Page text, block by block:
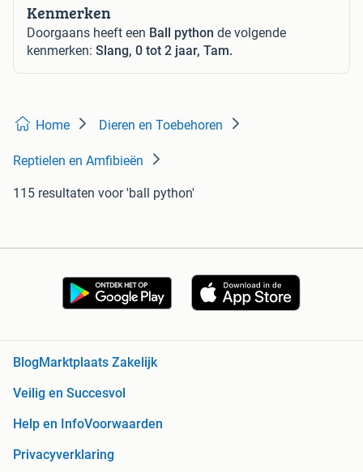
Kenmerken
Doorgaans heeft een Ball python de volgende
kenmerken: Slang, 0 tot 2 jaar, Tam.
Home Dieren en Toebehoren
Reptielen en Amfibieën
115 resultaten voor 'ball python'
Blog Marktplaats Zakelijk
Veilig en Succesvol
Help en InfoVoorwaarden
Privacyverklaring